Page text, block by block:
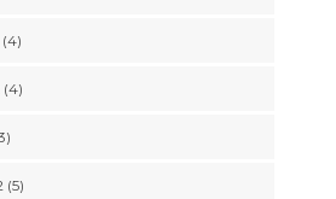
(4)
(5)